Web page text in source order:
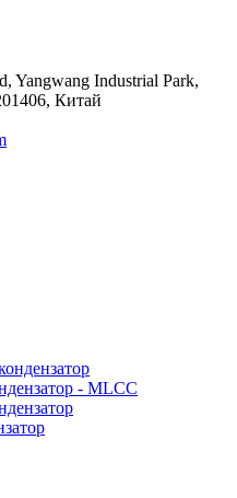
Yangwang Industrial Park,
Китай
- MLCC